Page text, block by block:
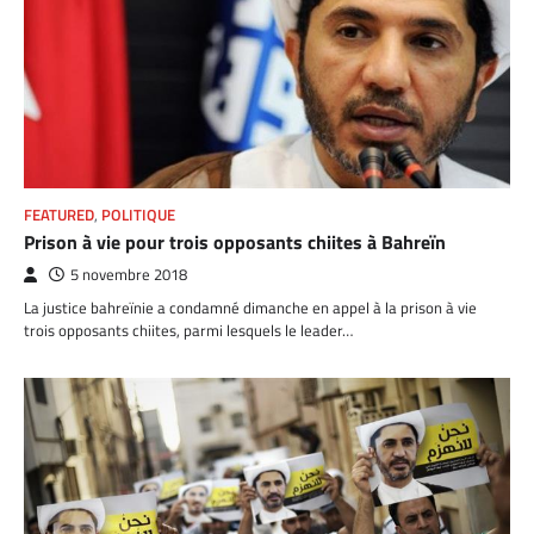
FEATURED, POLITIQUE
Prison à vie pour trois opposants chiites à Bahreïn
5 novembre 2018
La justice bahreïnie a condamné dimanche en appel à la prison à vie
trois opposants chiites, parmi lesquels le leader…